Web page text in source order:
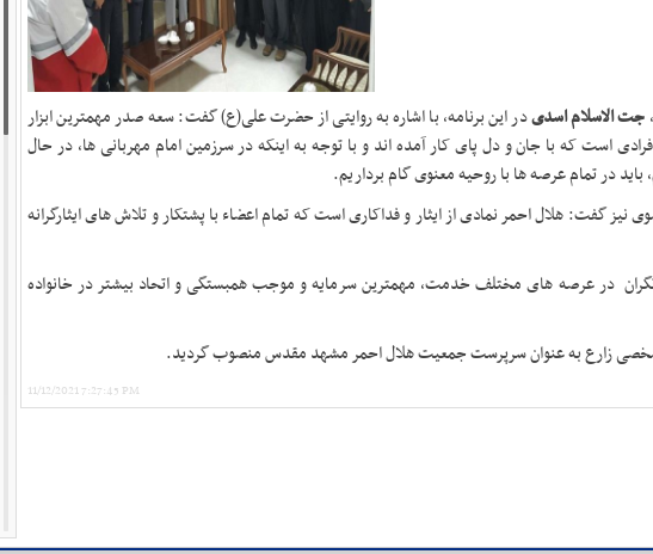
جت الاسلام اسدیدر این برنامه، با اشاره به روایتی از حضرت علی(ع) گفت: سعه صدر مهمترین ابزار
است که با جان و دل پای کار آمده اند و با توجه به اینکه در سرزمین امام مهربانی ها، در حال
در تمام عرصه ها با روحیه معنوی گام برداریم.
هلال احمر نمادی از ایثار و فداکاری است که تمام اعضاء با پشتکار و تلاش های ایثارگرانه
در عرصه های مختلف خدمت، مهمترین سرمایه و موجب همبستگی و اتحاد بیشتر در خانواده
زارع به عنوان سرپرست جمعیت هلال احمر مشهد مقدس منصوب گردید.
11/12/2021 7:27:45 PM